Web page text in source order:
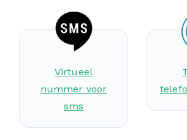
Virtueel
nummer voor
sms